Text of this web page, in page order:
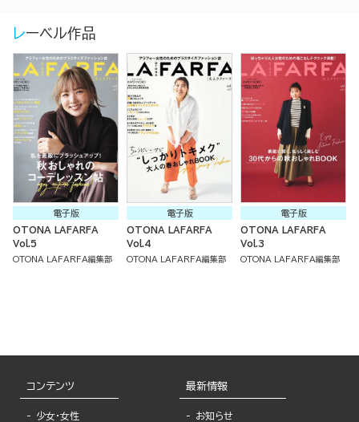
レーベル作品
電子版
OTONA LAFARFA
Vol.5
OTONA LAFARFA編集部
電子版
OTONA LAFARFA
Vol.4
OTONA LAFARFA編集部
電子版
OTONA LAFARFA
Vol.3
OTONA LAFARFA編集部
コンテンツ
少女・女性
最新情報
お知らせ